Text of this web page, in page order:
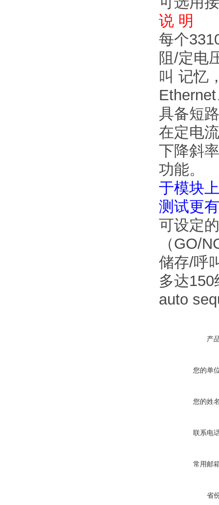
说 明
每个
阻/定电
叫 记忆
具备短
在定电
下降斜
功能。
于模块
测试更
可设定
（GO/
储存/呼
多达
auto
产
您的单
您的姓
联系电
常用邮
省